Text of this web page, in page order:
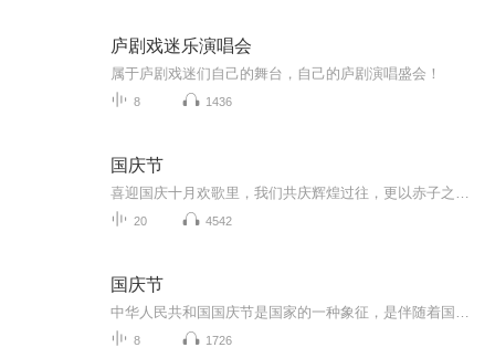
庐剧戏迷乐演唱会
属于庐剧戏迷们自己的舞台，自己的庐剧演唱盛会！
8 1436
国庆节
20 4542
国庆节
8 1726